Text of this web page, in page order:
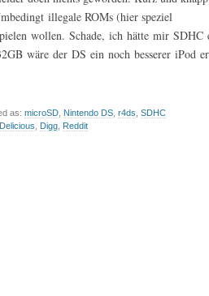
illegale ROMs (hier speziel
wollen. Schade, ich hätte mir SDHC
wäre der DS ein noch besserer iPod
as: microSD Nintendo DS r4ds SDHC
Delicious Digg Reddit